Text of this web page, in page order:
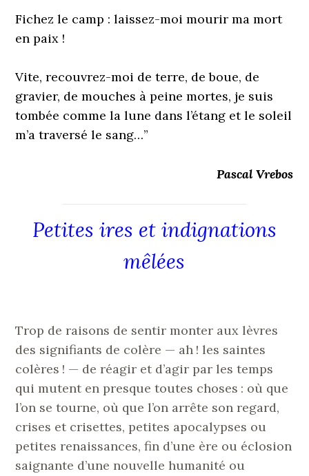
Fichez le camp : laissez-moi mourir ma mort
en paix !
Vite, recouvrez-moi de terre, de boue, de
gravier, de mouches à peine mortes, je suis
tombée comme la lune dans l’étang et le soleil
m’a traversé le sang…”
Pascal Vrebos
Petites ires et indignations
mêlées
Trop de raisons de sentir monter aux lèvres
des signifiants de colère — ah ! les saintes
colères ! — de réagir et d’agir par les temps
qui mutent en presque toutes choses : où que
l’on se tourne, où que l’on arrête son regard,
crises et crisettes, petites apocalypses ou
petites renaissances, fin d’une ère ou éclosion
saignante d’une nouvelle humanité ou